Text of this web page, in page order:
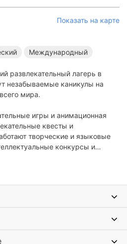
Показать на карте
Международный
развлекательный лагерь в
незабываемые каникулы на
мира.
игры и анимационная
квесты и
творческие и языковые
конкурсы и